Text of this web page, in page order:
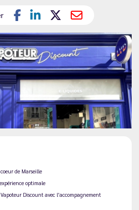
de Marseille
optimale
Discount avec l'accompagnement